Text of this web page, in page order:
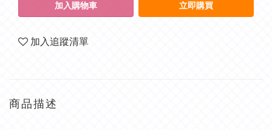
加入購物車 立即購買
加入追蹤清單
商品描述